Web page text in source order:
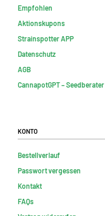
Empfohlen
Aktionskupons
Strainspotter APP
Datenschutz
AGB
CannapotGPT – Seedberater
Konto
Bestellverlauf
Passwort vergessen
Kontakt
FAQs